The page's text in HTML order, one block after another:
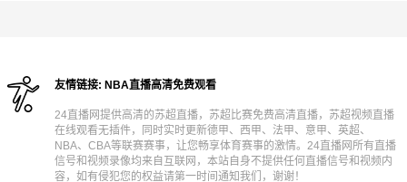
友情链接: NBA直播高清免费观看
24直播网提供高清的苏超直播，苏超比赛免费高清直播，苏超视频直播
在线观看无插件，同时实时更新德甲、西甲、法甲、意甲、英超、
NBA、CBA等联赛赛事，让您畅享体育赛事的激情。24直播网所有直播
信号和视频录像均来自互联网，本站自身不提供任何直播信号和视频内
容，如有侵犯您的权益请第一时间通知我们，谢谢！